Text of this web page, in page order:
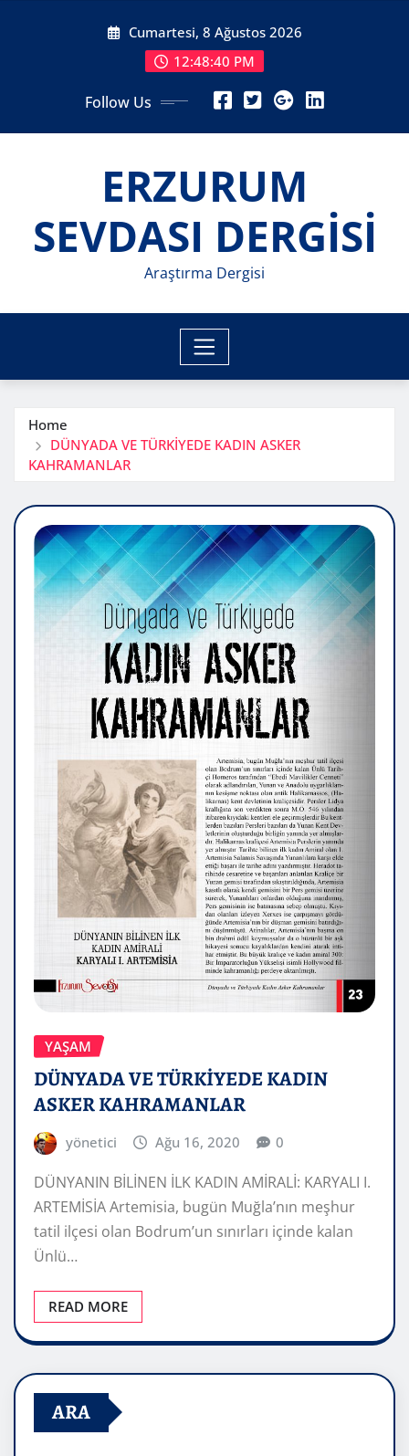
Cumartesi, 8 Ağustos 2026
12:48:41 PM
Follow Us
ERZURUM
SEVDASI DERGİSİ
Araştırma Dergisi
Home
DÜNYADA VE TÜRKİYEDE KADIN ASKER
KAHRAMANLAR
YAŞAM
DÜNYADA VE TÜRKİYEDE KADIN
ASKER KAHRAMANLAR
yönetici Ağu 16, 2020 0
DÜNYANIN BİLİNEN İLK KADIN AMİRALİ: KARYALI I.
ARTEMİSİA Artemisia, bugün Muğla’nın meşhur
tatil ilçesi olan Bodrum’un sınırları içinde kalan
Ünlü…
READ MORE
ARA